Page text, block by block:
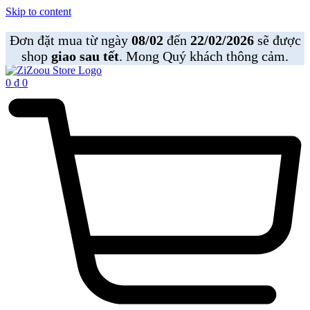
Skip to content
Đơn đặt mua từ ngày 08/02đến 22/02/2026sẽ được
shop giao sau tết. Mong Quý khách thông cảm.
0 ₫ 0